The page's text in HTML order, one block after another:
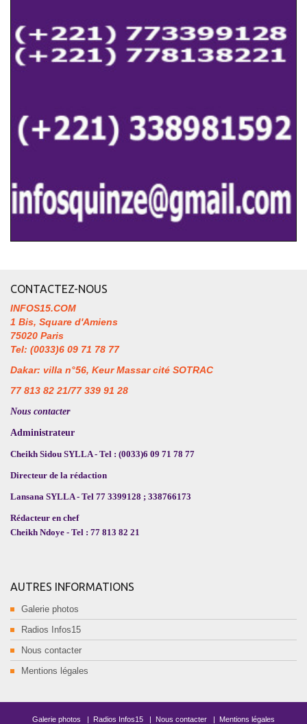
CONTACTEZ-NOUS
INFOS15.COM
1 Bis, Square d'Amiens
75020 Paris
Tel: (0033)6 09 71 78 77
Dakar: villa n°56, Keur Massar cité SOTRAC
77 813 82 21/77 339 91 28
Nous contacter
Administrateur
Cheikh Sidou SYLLA - Tel : (0033)6 09 71 78 77
Directeur de la rédaction
Lansana SYLLA - Tel 77 3399128 ; 338766173
Rédacteur en chef
Cheikh Ndoye - Tel : 77 813 82 21
AUTRES INFORMATIONS
Galerie photos
Radios Infos15
Nous contacter
Mentions légales
Galerie photos Radios Infos15 Nous contacter Mentions légales